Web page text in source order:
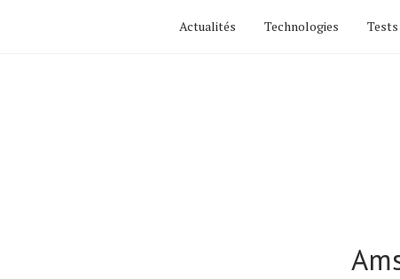
Actualités Technologies